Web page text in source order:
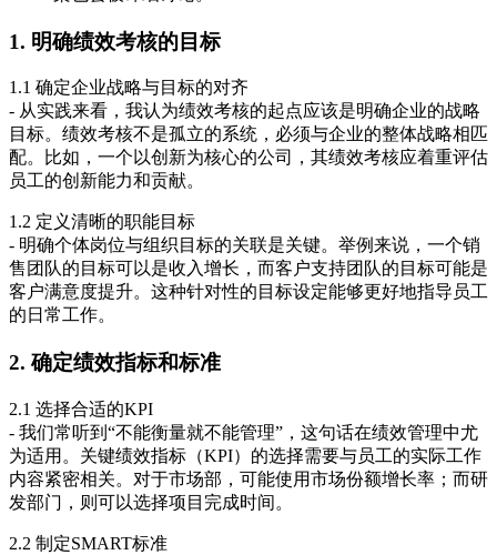
1. 明确绩效考核的目标
1.1 确定企业战略与目标的对齐
- 从实践来看，我认为绩效考核的起点应该是明确企业的战略
目标。绩效考核不是孤立的系统，必须与企业的整体战略相匹
配。比如，一个以创新为核心的公司，其绩效考核应着重评估
员工的创新能力和贡献。
1.2 定义清晰的职能目标
- 明确个体岗位与组织目标的关联是关键。举例来说，一个销
售团队的目标可以是收入增长，而客户支持团队的目标可能是
客户满意度提升。这种针对性的目标设定能够更好地指导员工
的日常工作。
2. 确定绩效指标和标准
2.1 选择合适的KPI
- 我们常听到“不能衡量就不能管理”，这句话在绩效管理中尤
为适用。关键绩效指标（KPI）的选择需要与员工的实际工作
内容紧密相关。对于市场部，可能使用市场份额增长率；而研
发部门，则可以选择项目完成时间。
2.2 制定SMART标准